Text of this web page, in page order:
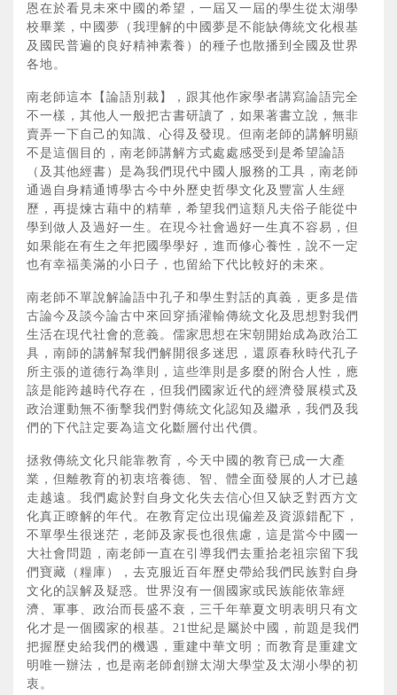
恩在於看見未來中國的希望，一屆又一屆的學生從太湖學
校畢業，中國夢（我理解的中國夢是不能缺傳統文化根基
及國民普遍的良好精神素養）的種子也散播到全國及世界
各地。
南老師這本【論語別裁】，跟其他作家學者講寫論語完全
不一樣，其他人一般把古書研讀了，如果著書立說，無非
賣弄一下自己的知識、心得及發現。但南老師的講解明顯
不是這個目的，南老師講解方式處處感受到是希望論語
（及其他經書）是為我們現代中國人服務的工具，南老師
通過自身精通博學古今中外歷史哲學文化及豐富人生經
歷，再提煉古藉中的精華，希望我們這類凡夫俗子能從中
學到做人及過好一生。在現今社會過好一生真不容易，但
如果能在有生之年把國學學好，進而修心養性，說不一定
也有幸福美滿的小日子，也留給下代比較好的未來。
南老師不單說解論語中孔子和學生對話的真義，更多是借
古論今及談今論古中來回穿插灌輸傳統文化及思想對我們
生活在現代社會的意義。儒家思想在宋朝開始成為政治工
具，南師的講解幫我們解開很多迷思，還原春秋時代孔子
所主張的道德行為準則，這些準則是多麼的附合人性，應
該是能跨越時代存在，但我們國家近代的經濟發展模式及
政治運動無不衝擊我們對傳統文化認知及繼承，我們及我
們的下代註定要為這文化斷層付出代價。
拯救傳統文化只能靠教育，今天中國的教育已成一大產
業，但離教育的初衷培養德、智、體全面發展的人才已越
走越遠。我們處於對自身文化失去信心但又缺乏對西方文
化真正瞭解的年代。在教育定位出現偏差及資源錯配下，
不單學生很迷茫，老師及家長也很焦慮，這是當今中國一
大社會問題，南老師一直在引導我們去重拾老祖宗留下我
們寶藏（糧庫），去克服近百年歷史帶給我們民族對自身
文化的誤解及疑惑。世界沒有一個國家或民族能依靠經
濟、軍事、政治而長盛不衰，三千年華夏文明表明只有文
化才是一個國家的根基。21世紀是屬於中國，前題是我們
把握歷史給我們的機遇，重建中華文明；而教育是重建文
明唯一辦法，也是南老師創辦太湖大學堂及太湖小學的初
衷。